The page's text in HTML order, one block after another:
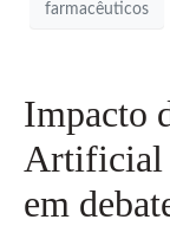
farmacêuticos
Impacto
Artificial
em